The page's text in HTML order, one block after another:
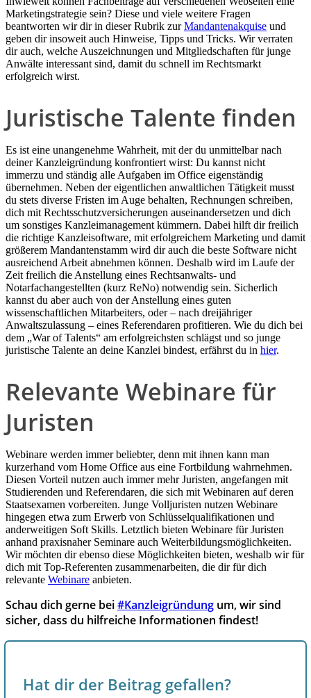
Marketingstrategie sein? Diese und viele weitere Fragen
beantworten wir dir in dieser Rubrik zurMandantenakquise und
geben dir insoweit auch Hinweise, Tipps und Tricks. Wir verraten
dir auch, welche Auszeichnungen und Mitgliedschaften für junge
Anwälte interessant sind, damit du schnell im Rechtsmarkt
erfolgreich wirst.
Juristische Talente finden
Es ist eine unangenehme Wahrheit, mit der du unmittelbar nach
deiner Kanzleigründung konfrontiert wirst: Du kannst nicht
immerzu und ständig alle Aufgaben im Office eigenständig
übernehmen. Neben der eigentlichen anwaltlichen Tätigkeit musst
du stets diverse Fristen im Auge behalten, Rechnungen schreiben,
dich mit Rechtsschutzversicherungen auseinandersetzen und dich
um sonstiges Kanzleimanagement kümmern. Dabei hilft dir freilich
die richtige Kanzleisoftware, mit erfolgreichem Marketing und damit
größerem Mandantenstamm wird dir auch die beste Software nicht
ausreichend Arbeit abnehmen können. Deshalb wird im Laufe der
Zeit freilich die Anstellung eines Rechtsanwalts- und
Notarfachangestellten (kurz ReNo) notwendig sein. Sicherlich
kannst du aber auch von der Anstellung eines guten
wissenschaftlichen Mitarbeiters, oder – nach dreijähriger
Anwaltszulassung – eines Referendaren profitieren. Wie du dich bei
dem „War of Talents“ am erfolgreichsten schlägst und so junge
juristische Talente an deine Kanzlei bindest, erfährst du in hier.
Relevante Webinare für
Juristen
Webinare werden immer beliebter, denn mit ihnen kann man
kurzerhand vom Home Office aus eine Fortbildung wahrnehmen.
Diesen Vorteil nutzen auch immer mehr Juristen, angefangen mit
Studierenden und Referendaren, die sich mit Webinaren auf deren
Staatsexamen vorbereiten. Junge Volljuristen nutzen Webinare
hingegen etwa zum Erwerb von Schlüsselqualifikationen und
anderweitigen Soft Skills. Letztlich bieten Webinare für Juristen
anhand praxisnaher Seminare auch Weiterbildungsmöglichkeiten.
Wir möchten dir ebenso diese Möglichkeiten bieten, weshalb wir für
dich mit Top-Referenten zusammenarbeiten, die dir für dich
relevante Webinare anbieten.
Schau dich gerne bei#Kanzleigründung um, wir sind
sicher, dass du hilfreiche Informationen findest!
Hat dir der Beitrag gefallen?